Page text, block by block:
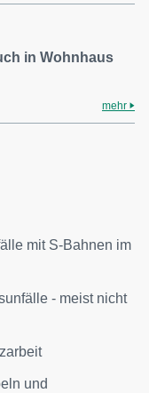
in Wohnhaus
mehr
mit S-Bahnen im
- meist nicht
und